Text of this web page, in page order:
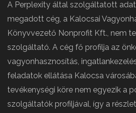
A Perplexity által szolgáltatott
megadott cég, a Kalocsai
Könyvvezető Nonprofit Kft., nem
szolgáltató. A cég fő profilja az
vagyonhasznosítás,
feladatok ellátása Kalocsa
tevékenységi köre nem egyezik a
szolgáltatók profiljával, így a